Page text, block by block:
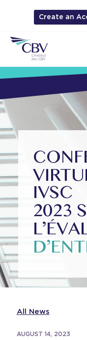
Create an
IVSC
2023
All News
AUGUST 14, 2023